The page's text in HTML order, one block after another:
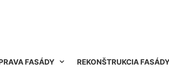
FASÁDY REKONŠTRUKCIA